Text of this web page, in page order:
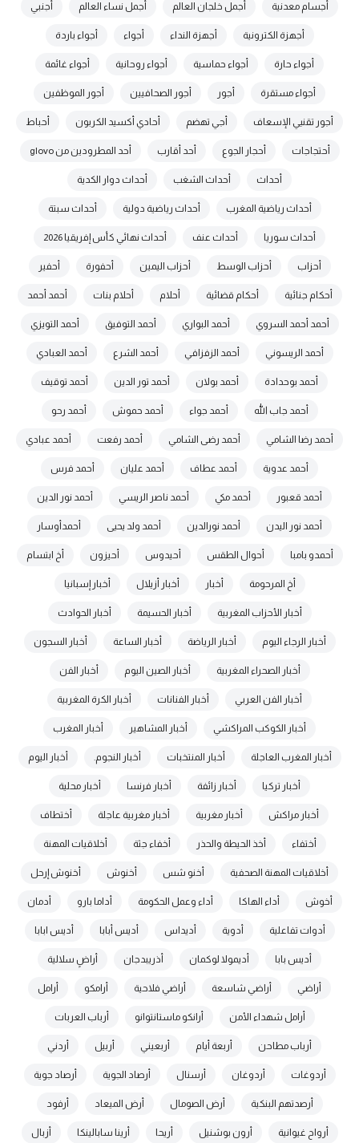
أجسام معدنية أجمل خلجان العالم أجمل نساء العالم أجنبي
أجهزة الكترونية أجهزة النداء أجواء أجواء باردة
أجواء حارة أجواء حماسية أجواء روحانية أجواء غائمة
أجواء مستقرة أجور أجور الصحافيين أجور الموظفين
أجور تقنيي الإسعاف أجي تهضم أحادي أكسيد الكربون أحباط
أحتجاجات أحجار الجوع أحد أقارب أحد المطرودين من glovo
أحداث أحداث الشغب أحداث دوار الكدية
أحداث رياضية المغرب أحداث رياضية دولية أحداث سبتة
أحداث سوريا أحداث عنف أحداث نهائي كأس إفريقيا 2026
أحزاب أحزاب الوسط أحزاب اليمين أحفورة أحفير
أحكام جنائية أحكام قضائية أحلام أحلام بنات أحمد أحمد
أحمد أحمد السروي أحمد البواري أحمد التوفيق أحمد التويزي
أحمد الريسوني أحمد الزفزافي أحمد الشرع أحمد العبادي
أحمد بوحدادة أحمد بولان أحمد تور الدين أحمد توقيف
أحمد جاب الله أحمد جواء أحمد حموش أحمد رحو
أحمد رضا الشامي أحمد رضى الشامي أحمد رفعت أحمد عبادي
أحمد عدوية أحمد عطاف أحمد عليان أحمد فرس
أحمد قعبور أحمد مكي أحمد ناصر الريسي أحمد نور الدين
أحمد نور اليدن أحمد نورالدين أحمد ولد يحيى أحمدأوسار
أحمدو بامبا أحوال الطقس أحيدوس أحيزون أخ ابتسام
أخ المرحومة أخبار أخبار أزيلال أخبار إسبانيا
أخبار الأحزاب المغربية أخبار الحسيمة أخبار الحوادث
أخبار الرجاء اليوم أخبار الرياضة أخبار الساعة أخبار السجون
أخبار الصحراء المغربية أخبار الصين اليوم أخبار الفن
أخبار الفن العربي أخبار الفنانات أخبار الكرة المغربية
أخبار الكوكب المراكشي أخبار المشاهير أخبار المغرب
أخبار المغرب العاجلة أخبار المنتخبات أخبار النجوم. أخبار اليوم
أخبار تركيا أخبار زائفة أخبار فرنسا أخبار محلية
أخبار مراكش أخبار مغربية أخبار مغربية عاجلة أختطاف
أختفاء أخذ الحيطة والحذر أخفاء جثة أخلاقيات المهنة
أخلاقيات المهنة الصحفية أخنو شس أخنوش أخنوش إرحل
أخوش أداء الهاكا أداء وعمل الحكومة أداما بارو أدمان
أدوات تفاعلية أدوية أديداس أديس أبابا أديس ابابا
أديس بابا أديمولا لوكمان أذريبدجان أراضٍ سلالية
أراضي أراضي شاسعة أراضي فلاحية أرامكو أرامل
أرامل شهداء الأمن أرانكو ماستانتوانو أرباب العربات
أرباب مطاحن أربعة أيام أربعيني أربيل أردني
أردوغات أردوغان أرسنال أرصاد الجوية أرصاد جوية
أرصدتهم البنكية أرض الصومال أرض الميعاد أرفود
أرواح غيوانية أرون بوشنيل أريحا أرينا سابالينكا أزبال